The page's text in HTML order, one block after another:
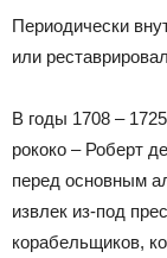
Периодически
или
В годы 1708 –
рококо – Роберт
перед основным
извлек из-под
корабельщиков,